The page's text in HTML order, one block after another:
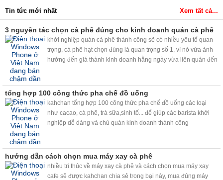
Tin tức mới nhất Xem tất cả...
3 nguyên tác chọn cà phê đúng cho kinh doanh quán cà phê
khởi nghiệp quán cà phê thành công sẽ có nhiều yêu tố quan
trọng, cà phê hạt chọn đúng là quan trọng số 1, vì nó vừa ảnh
hưởng đến giá thành kinh doanh hằng ngày vừa liên quán đến
tổng hợp 100 công thức pha chế đồ uống
kahchan tổng hợp 100 công thức pha chế đồ uống các loại
như cacao, cà phê, trà sữa,sinh tố... để giúp các barista khởi
nghiệp dễ dàng và chủ quán kinh doanh thành công
hướng dẫn cách chọn mua máy xay cà phê
nhiều tri thúc về máy xay cà phê và cách chọn mua máy xay
cafe sẽ được kahchan chia sẻ trong bại này, mua đúng máy